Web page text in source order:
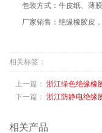
包装方式：牛皮纸、薄
厂家销售：绝缘橡胶皮
相关标签：
上一篇： 浙江绿色绝缘橡
下一篇： 浙江防静电绝缘
相关产品